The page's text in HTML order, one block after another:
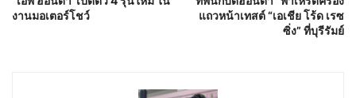
งานมอเตอร์โชว์
แถวหน้าเทสต์ “เอเชีย โร้ด เรซ
ซิ่ง” ที่บุรีรัมย์